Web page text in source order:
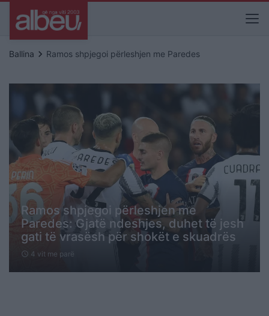
Ballina keyboard_arrow_right Ramos shpjegoi përleshjen me Paredes
Ramos shpjegoi përleshjen me
Paredes: Gjatë ndeshjes, duhet të jesh
gati të vrasësh për shokët e skuadrës
schedule 4 vit me parë